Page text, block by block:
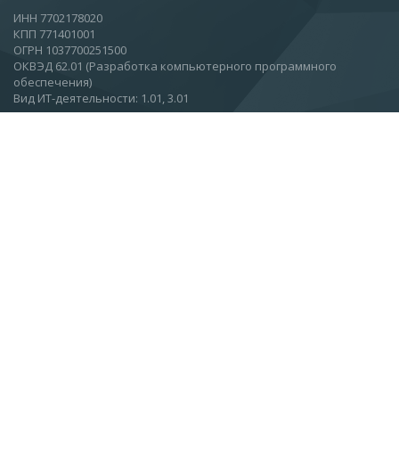
ИНН 7702178020
КПП 771401001
ОГРН 1037700251500
ОКВЭД 62.01 (Разработка компьютерного программного
обеспечения)
Вид ИТ-деятельности: 1.01, 3.01